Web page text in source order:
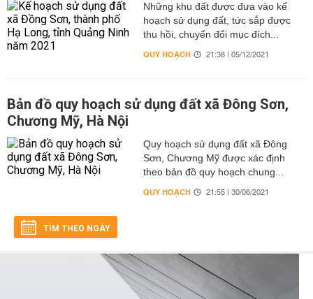
Những khu đất được đưa vào kế
hoạch sử dụng đất, tức sắp được
thu hồi, chuyển đổi mục đích...
QUY HOẠCH 21:38 | 05/12/2021
Bản đồ quy hoạch sử dụng đất xã Đông Sơn,
Chương Mỹ, Hà Nội
Quy hoạch sử dụng đất xã Đông
Sơn, Chương Mỹ được xác định
theo bản đồ quy hoạch chung...
QUY HOẠCH 21:55 | 30/06/2021
TÌM THEO NGÀY